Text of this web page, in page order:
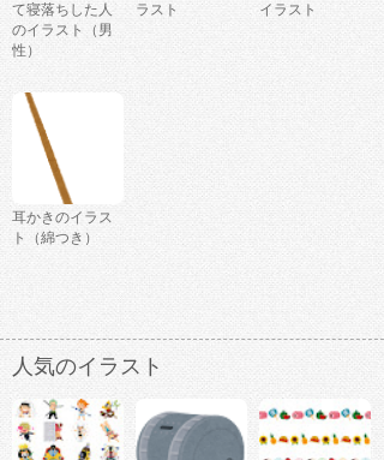
て寝落ちした人
のイラスト（男
性）
ラスト
イラスト
耳かきのイラス
ト（綿つき）
人気のイラスト